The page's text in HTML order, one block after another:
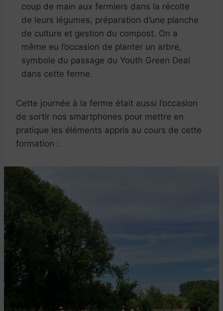
coup de main aux fermiers dans la récolte
de leurs légumes, préparation d’une planche
de culture et gestion du compost. On a
même eu l’occasion de planter un arbre,
symbole du passage du Youth Green Deal
dans cette ferme.
Cette journée à la ferme était aussi l’occasion
de sortir nos smartphones pour mettre en
pratique les éléments appris au cours de cette
formation :